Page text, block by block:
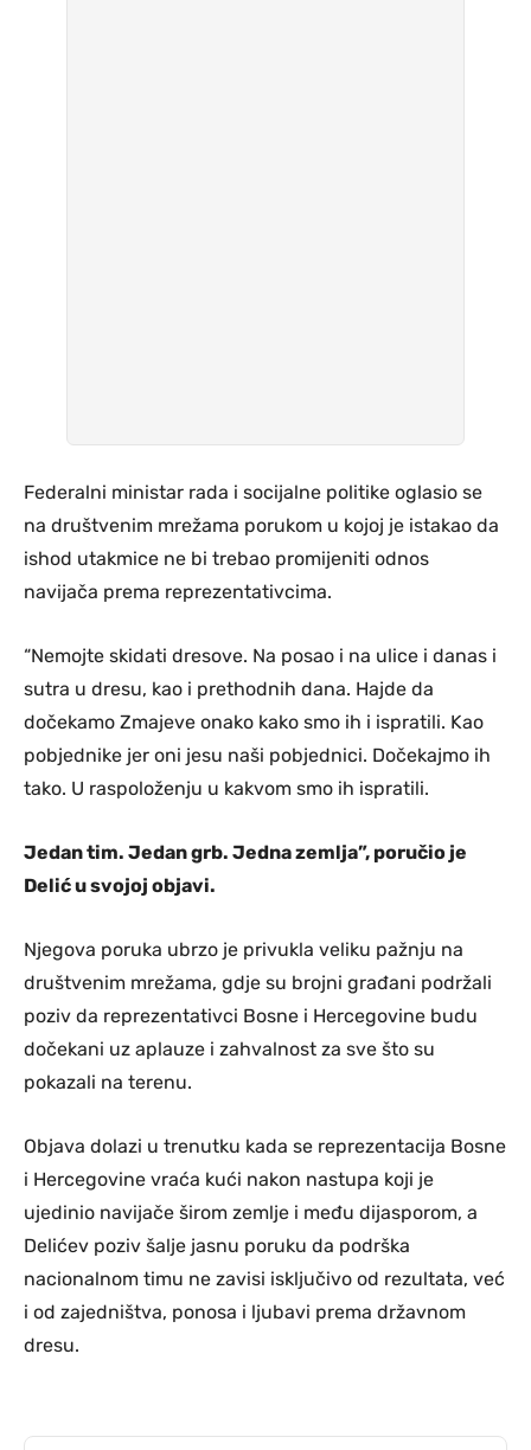
Federalni ministar rada i socijalne politike oglasio se
na društvenim mrežama porukom u kojoj je istakao da
ishod utakmice ne bi trebao promijeniti odnos
navijača prema reprezentativcima.
“Nemojte skidati dresove. Na posao i na ulice i danas i
sutra u dresu, kao i prethodnih dana. Hajde da
dočekamo Zmajeve onako kako smo ih i ispratili. Kao
pobjednike jer oni jesu naši pobjednici. Dočekajmo ih
tako. U raspoloženju u kakvom smo ih ispratili.
Jedan tim. Jedan grb. Jedna zemlja”, poručio je
Delić u svojoj objavi.
Njegova poruka ubrzo je privukla veliku pažnju na
društvenim mrežama, gdje su brojni građani podržali
poziv da reprezentativci Bosne i Hercegovine budu
dočekani uz aplauze i zahvalnost za sve što su
pokazali na terenu.
Objava dolazi u trenutku kada se reprezentacija Bosne
i Hercegovine vraća kući nakon nastupa koji je
ujedinio navijače širom zemlje i među dijasporom, a
Delićev poziv šalje jasnu poruku da podrška
nacionalnom timu ne zavisi isključivo od rezultata, već
i od zajedništva, ponosa i ljubavi prema državnom
dresu.